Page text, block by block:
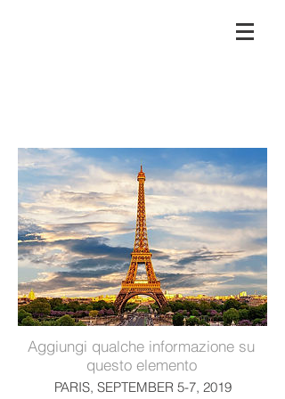
Aggiungi qualche informazione su
questo elemento
PARIS, SEPTEMBER 5-7, 2019